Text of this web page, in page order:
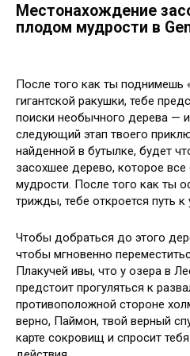
Местонахождение
плодом мудрости в
После того как ты поднимешь
гигантской ракушки, тебе
поиски необычного дерева —
следующий этап твоего
найденной в бутылке, будет
засохшее дерево, которое
мудрости. После того как ты
трижды, тебе откроется путь
Чтобы добраться до этого
чтобы мгновенно
Плакучей ивы, что у озера в
предстоит прогуляться к
противоположной стороне
верно, Паймон, твой верный
карте сокровищ и спросит